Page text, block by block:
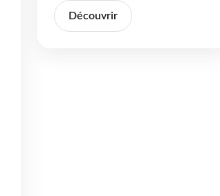
Découvrir